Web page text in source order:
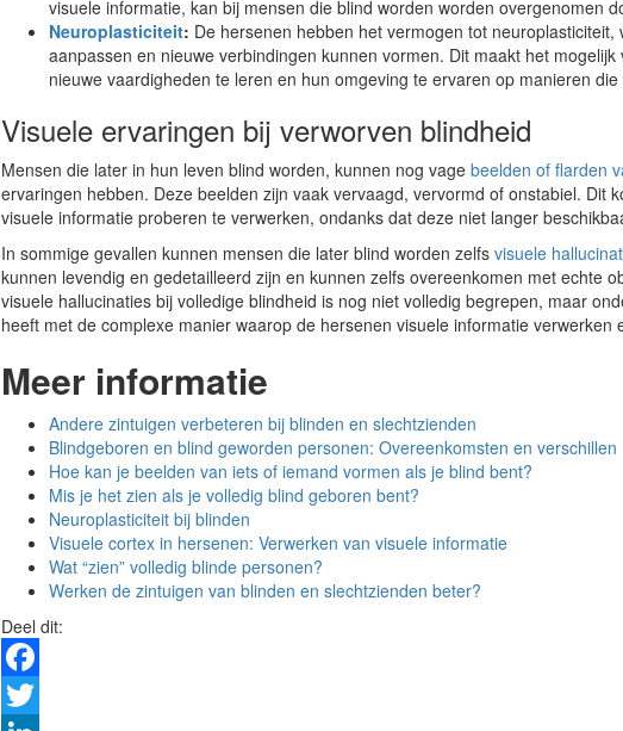
visuele informatie, kan bij mensen die blind worden worden overgenomen
Neuroplasticiteit: De hersenen hebben het vermogen tot
aanpassen en nieuwe verbindingen kunnen vormen. Dit maakt het
nieuwe vaardigheden te leren en hun omgeving te ervaren op manieren
Visuele ervaringen bij verworven blindheid
Mensen die later in hun leven blind worden, kunnen nog vage beelden of flarden
ervaringen hebben. Deze beelden zijn vaak vervaagd, vervormd of onstabiel. Dit
visuele informatie proberen te verwerken, ondanks dat deze niet langer
In sommige gevallen kunnen mensen die later blind worden zelfs visuele
kunnen levendig en gedetailleerd zijn en kunnen zelfs overeenkomen met echte
visuele hallucinaties bij volledige blindheid is nog niet volledig begrepen, maar
heeft met de complexe manier waarop de hersenen visuele informatie verwerken
Meer informatie
Andere zintuigen verbeteren bij blinden en slechtzienden
Blindgeboren en blind geworden personen: Overeenkomsten en verschillen
Hoe kan je beelden van iets of iemand vormen als je blind bent?
Mis je het zien als je volledig blind geboren bent?
Neuroplasticiteit bij blinden
Visuele cortex in hersenen: Verwerken van visuele informatie
Wat “zien” volledig blinde personen?
Werken de zintuigen van blinden en slechtzienden beter?
Deel dit:
Facebook